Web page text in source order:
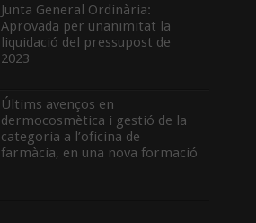
Junta General Ordinària:
Aprovada per unanimitat la
liquidació del pressupost de
2023
Últims avenços en
dermocosmètica i gestió de la
categoria a l’oficina de
farmàcia, en una nova formació